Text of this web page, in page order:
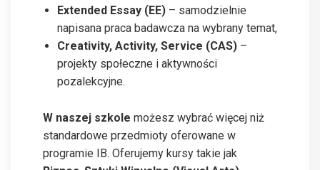
Extended Essay (EE) – samodzielnie
napisana praca badawcza na wybrany temat,
Creativity, Activity, Service (CAS) –
projekty społeczne i aktywności
pozalekcyjne.
W naszej szkole możesz wybrać więcej niż
standardowe przedmioty oferowane w
programie IB. Oferujemy kursy takie jak